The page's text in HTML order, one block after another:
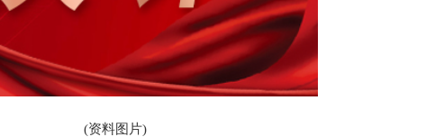
(资料图片)